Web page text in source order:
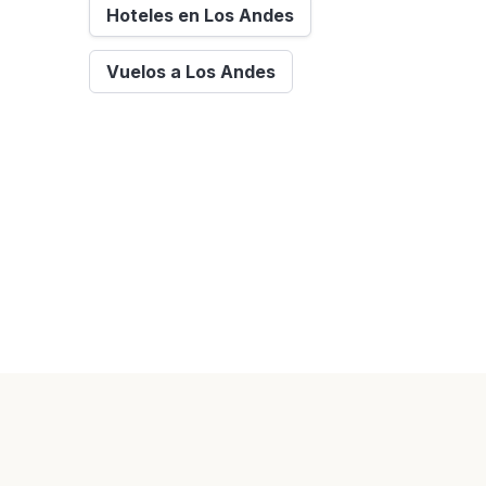
Hoteles en Los Andes
Vuelos a Los Andes